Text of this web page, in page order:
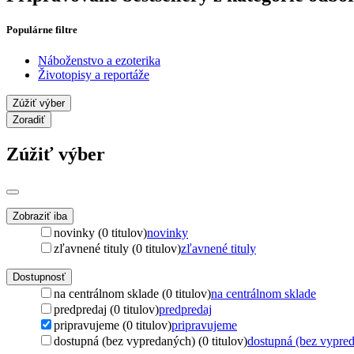
Populárne filtre
Náboženstvo a ezoterika
Životopisy a reportáže
Zúžiť výber
Zoradiť
Zúžiť výber
Zobraziť iba
novinky (0 titulov)novinky
zľavnené tituly (0 titulov)zľavnené tituly
Dostupnosť
na centrálnom sklade (0 titulov)na centrálnom sklade
predpredaj (0 titulov)predpredaj
pripravujeme (0 titulov)pripravujeme
dostupná (bez vypredaných) (0 titulov)dostupná (bez